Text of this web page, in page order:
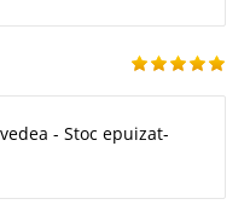
- Stoc epuizat-